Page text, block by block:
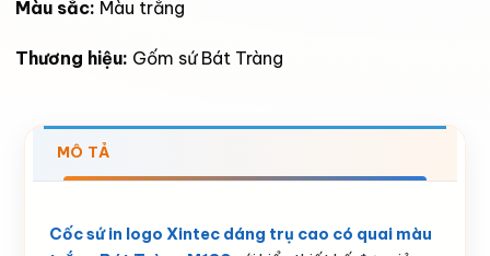
Màu sắc: Màu trắng
Thương hiệu: Gốm sứ Bát Tràng
MÔ TẢ
Cốc sứ in logo Xintec dáng trụ cao có quai màu